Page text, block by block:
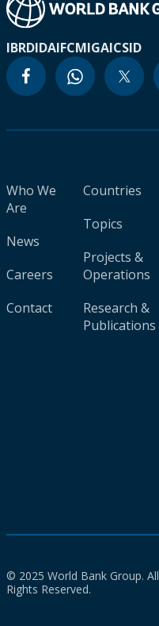
IBRDIDAIFCMIGAICSID
Who We
Are
News
Careers
Contact
Countries
Topics
Projects &
Operations
Research &
Publications
© 2025 World Bank Group. All
Rights Reserved.